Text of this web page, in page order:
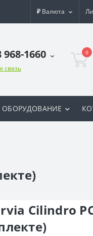
₽ Валюта
968-1660
связь
0
Cilindro